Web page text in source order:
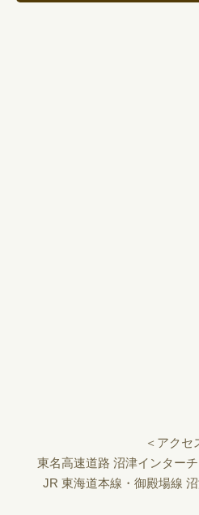
＜アクセ
東名高速道路 沼津インター
JR 東海道本線・御殿場線